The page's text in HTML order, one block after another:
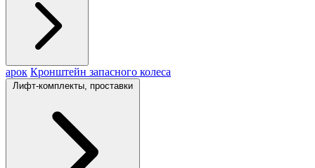
арок Кронштейн запасного колеса
Лифт-комплекты, проставки